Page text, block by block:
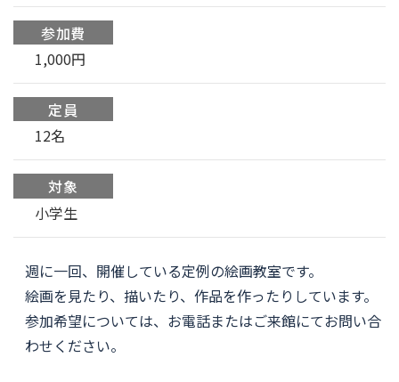
参加費
1,000円
定員
12名
対象
小学生
週に一回、開催している定例の絵画教室です。
絵画を見たり、描いたり、作品を作ったりしています。
参加希望については、お電話またはご来館にてお問い合
わせください。